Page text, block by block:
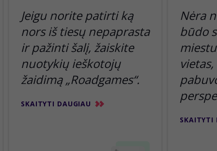
Jeigu norite patirti ką
nors iš tiesų nepaprasta
ir pažinti šalį, žaiskite
nuotykių ieškotojų
žaidimą „Roadgames“.
SKAITYTI DAUGIAU
Nėra
būdo
SKAITYTI